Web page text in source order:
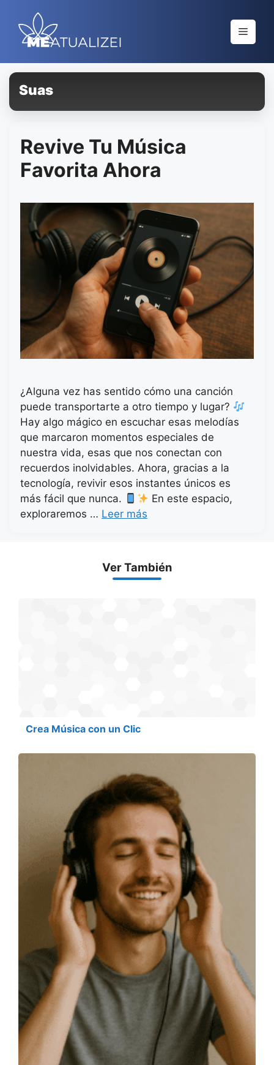
contenido
Menú
Suas
Revive Tu Música
Favorita Ahora
¿Alguna vez has sentido cómo una canción
puede transportarte a otro tiempo y lugar?
Hay algo mágico en escuchar esas melodías
que marcaron momentos especiales de
nuestra vida, esas que nos conectan con
recuerdos inolvidables. Ahora, gracias a la
tecnología, revivir esos instantes únicos es
más fácil que nunca.
En este espacio,
exploraremos … Leer más
Ver También
Crea Música con un Clic